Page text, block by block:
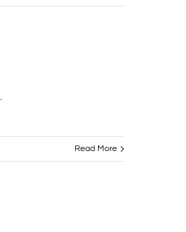
Read More